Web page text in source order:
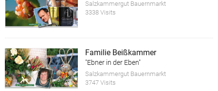
Salzkammergut Bauernmarkt
3338 Visits
Familie Beißkammer
"Ebner in der Eben"
Salzkammergut Bauernmarkt
3747 Visits